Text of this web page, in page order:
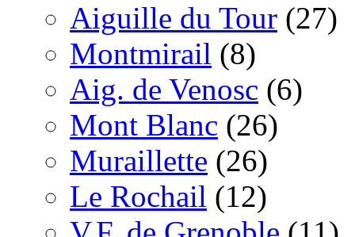
Aiguille du Tour (27)
Montmirail (8)
Aig. de Venosc (6)
Mont Blanc (26)
Muraillette (26)
Le Rochail (12)